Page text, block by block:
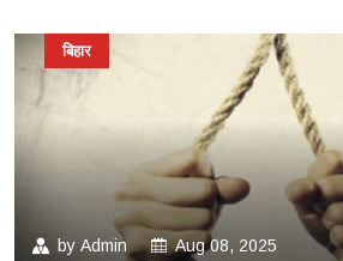
by Admin Aug 08, 2025
बिहार